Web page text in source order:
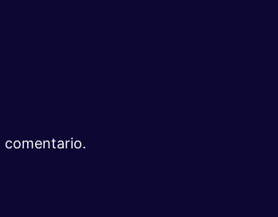
comentario.